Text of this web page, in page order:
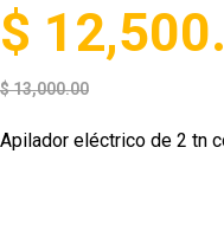
$13,000.00
$
Apilador eléctrico de 2 tn